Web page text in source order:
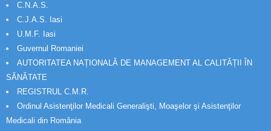
C.N.A.S.
C.J.A.S. Iasi
U.M.F. Iasi
Guvernul Romaniei
AUTORITATEA NAȚIONALĂ DE MANAGEMENT AL CALITĂȚII ÎN
SĂNĂTATE
REGISTRUL C.M.R.
Ordinul Asistenţilor Medicali Generalişti, Moaşelor şi Asistenţilor
Medicali din România